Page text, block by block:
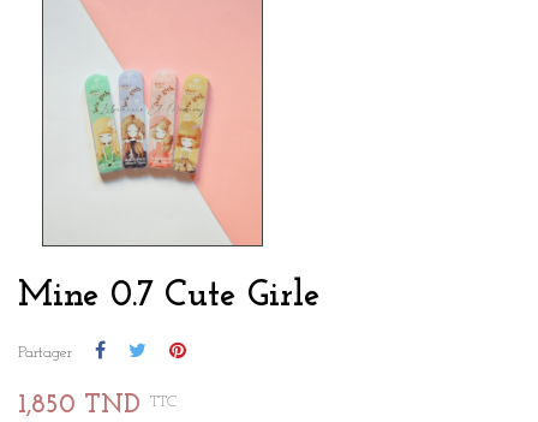
Mine 0.7 Cute Girle
Partager
1,850 TND TTC